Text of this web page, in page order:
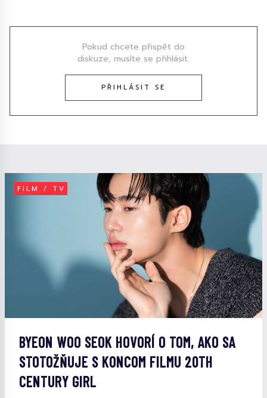
Pokud chcete přispět do
diskuze, musíte se přihlásit.
PŘIHLÁSIT SE
FILM / TV
BYEON WOO SEOK HOVORÍ O TOM, AKO SA
STOTOŽŇUJE S KONCOM FILMU 20TH
CENTURY GIRL